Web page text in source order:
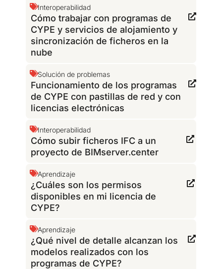
Interoperabilidad
Cómo trabajar con programas de
CYPE y servicios de alojamiento y
sincronización de ficheros en la
nube
Solución de problemas
Funcionamiento de los programas
de CYPE con pastillas de red y con
licencias electrónicas
Interoperabilidad
Cómo subir ficheros IFC a un
proyecto de BIMserver.center
Aprendizaje
¿Cuáles son los permisos
disponibles en mi licencia de
CYPE?
Aprendizaje
¿Qué nivel de detalle alcanzan los
modelos realizados con los
programas de CYPE?